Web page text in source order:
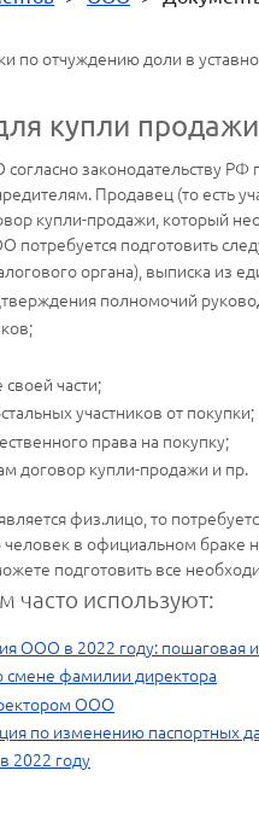
по отчуждению доли в
купли
законодательству
Продавец (то есть
купли-продажи, который
подготовить
органа), выписка из
полномочий
части;
участников от покупки;
права на покупку;
договор купли-продажи и пр.
физ.лицо, то
в официальном браке
подготовить все
часто используют:
ООО в 2022 году: пошаговая
фамилии директора
ООО
по изменению паспортных
2022 году